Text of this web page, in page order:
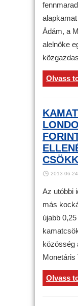
Ádám, a
alelnöke
Olvass
2013-06-24
Az utóbbi
más
újabb
közösség
Monetáris
Olvass